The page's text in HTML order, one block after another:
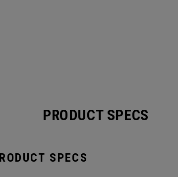
PRODUCT SPECS
SPECS